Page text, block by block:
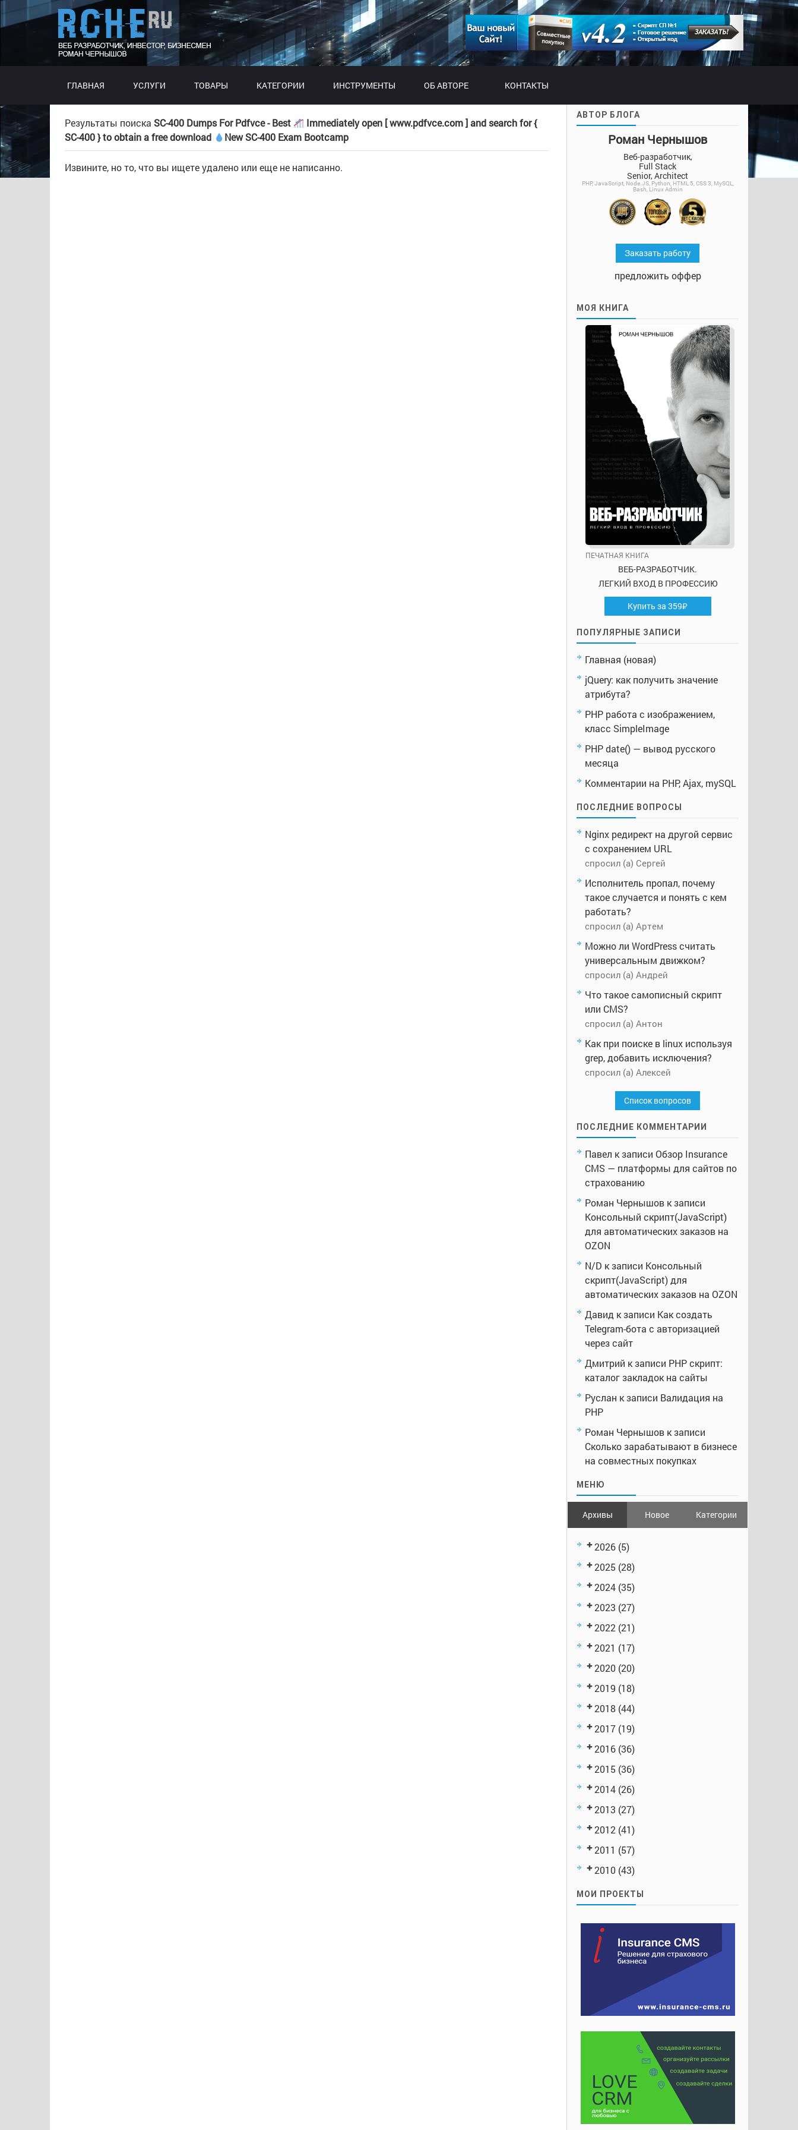
ГЛАВНАЯ УСЛУГИ ТОВАРЫ КАТЕГОРИИ ИНСТРУМЕНТЫ ОБ АВТОРЕ КОНТАКТЫ
Результаты поиска SC-400 Dumps For Pdfvce - Best
Immediately open [ www.pdfvce.com ] and search for {
SC-400 } to obtain a free download
New SC-400 Exam Bootcamp
Извините, но то, что вы ищете удалено или еще не написанно.
АВТОР БЛОГА
Роман Чернышов
Веб-разработчик,
Full Stack
Senior, Architect
PHP, JavaScript, Node.JS, Python, HTML 5, CSS 3, MySQL,
Bash, Linux Admin
Заказать работу
предложить оффер
МОЯ КНИГА
ПЕЧАТНАЯ КНИГА
ВЕБ-РАЗРАБОТЧИК.
ЛЕГКИЙ ВХОД В ПРОФЕССИЮ
Купить за 359₽
ПОПУЛЯРНЫЕ ЗАПИСИ
Главная (новая)
jQuery: как получить значение
атрибута?
PHP работа с изображением,
класс SimpleImage
PHP date() — вывод русского
месяца
Комментарии на PHP, Ajax, mySQL
ПОСЛЕДНИЕ ВОПРОСЫ
Nginx редирект на другой сервис
с сохранением URL
спросил (а) Сергей
Исполнитель пропал, почему
такое случается и понять с кем
работать?
спросил (а) Артем
Можно ли WordPress считать
универсальным движком?
спросил (а) Андрей
Что такое самописный скрипт
или CMS?
спросил (а) Антон
Как при поиске в linux используя
grep, добавить исключения?
спросил (а) Алексей
Список вопросов
ПОСЛЕДНИЕ КОММЕНТАРИИ
Павел к записи Обзор Insurance
CMS — платформы для сайтов по
страхованию
Роман Чернышов к записи
Консольный скрипт(JavaScript)
для автоматических заказов на
OZON
N/D к записи Консольный
скрипт(JavaScript) для
автоматических заказов на OZON
Давид к записи Как создать
Telegram-бота с авторизацией
через сайт
Дмитрий к записи PHP скрипт:
каталог закладок на сайты
Руслан к записи Валидация на
PHP
Роман Чернышов к записи
Сколько зарабатывают в бизнесе
на совместных покупках
МЕНЮ
Архивы Новое Категории
2026 (5)
2025 (28)
2024 (35)
2023 (27)
2022 (21)
2021 (17)
2020 (20)
2019 (18)
2018 (44)
2017 (19)
2016 (36)
2015 (36)
2014 (26)
2013 (27)
2012 (41)
2011 (57)
2010 (43)
МОИ ПРОЕКТЫ